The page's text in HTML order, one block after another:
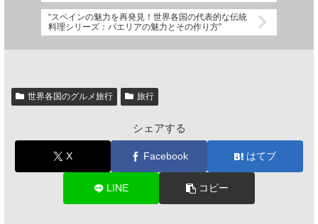
“スペインの魅力を再発見！世界各国の代表的な伝統
料理シリーズ：パエリアの魅力とその作り方”
世界各国のグルメ旅行 旅行
シェアする
X Facebook はてブ
LINE コピー